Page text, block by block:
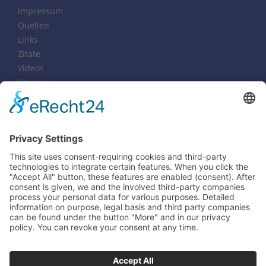
Impressum
Quellen
Links
Zitate
Videos
Sitemap
Notfälle
Tel. 0611-16850358
Copyright 2003-2025 Ines Rauscher
Praxis für Genogrammarbeit & Psychotherapie
Wegbegleiterin, Coach & Systemische Familienberaterin
(Genogrammarbeit & systemische Familientherapie,
Familienaufstellungen, Struktur - Aufstellungen)& Gestalterin von
Selbsterfahrungsseminare
Heilpraktikerin (eingeschränkt für Psychotherapie)
im